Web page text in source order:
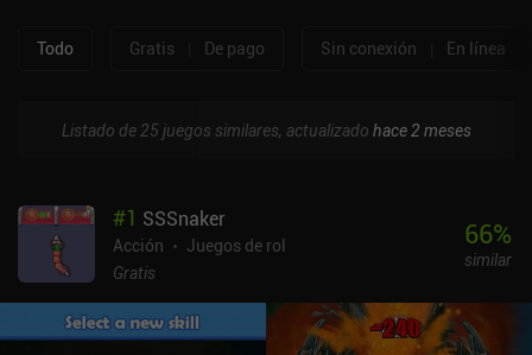
Todo Gratis De pago Sin conexión En línea
Listado de 25 juegos similares, actualizado hace 2 meses
#1 SSSnaker
Acción
Juegos de rol
Gratis
66%
similar